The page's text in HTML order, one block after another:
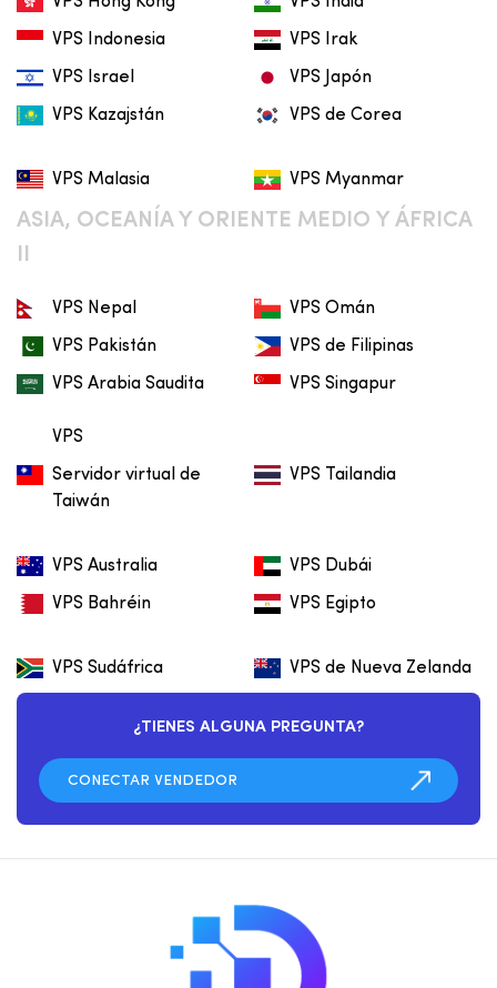
VPS Indonesia VPS Irak
VPS Israel VPS Japón
VPS Kazajstán VPS de Corea
VPS Malasia VPS Myanmar
ASIA, OCEANÍA Y ORIENTE MEDIO Y ÁFRICA
II
VPS Nepal VPS Omán
VPS Pakistán VPS de Filipinas
VPS Arabia Saudita
VPS
VPS Singapur
Servidor virtual de
Taiwán
VPS Tailandia
VPS Australia VPS Dubái
VPS Bahréin VPS Egipto
VPS Sudáfrica VPS de Nueva Zelanda
¿TIENES ALGUNA PREGUNTA?